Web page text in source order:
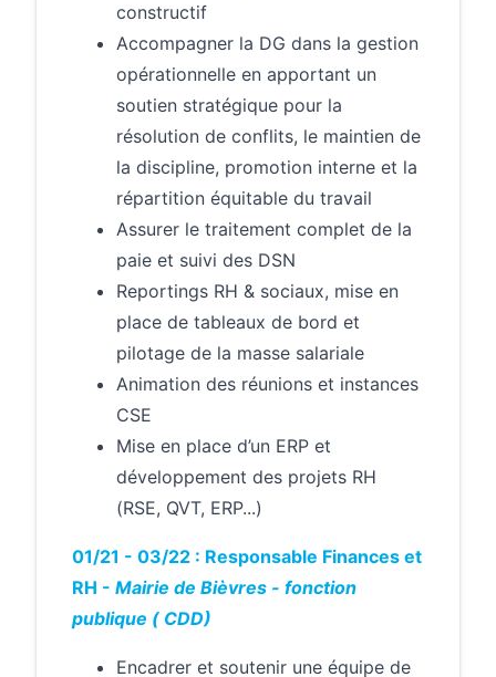
constructif
Accompagner la DG dans la gestion
opérationnelle en apportant un
soutien stratégique pour la
résolution de conflits, le maintien de
la discipline, promotion interne et la
répartition équitable du travail
Assurer le traitement complet de la
paie et suivi des DSN
Reportings RH & sociaux, mise en
place de tableaux de bord et
pilotage de la masse salariale
Animation des réunions et instances
CSE
Mise en place d’un ERP et
développement des projets RH
(RSE, QVT, ERP...)
01/21 - 03/22 : Responsable Finances et
RH - Mairie de Bièvres - fonction
publique ( CDD)
Encadrer et soutenir une équipe de